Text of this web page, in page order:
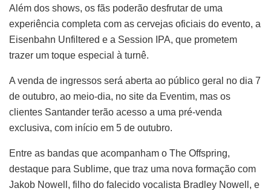
Além dos shows, os fãs poderão desfrutar de uma
experiência completa com as cervejas oficiais do evento, a
Eisenbahn Unfiltered e a Session IPA, que prometem
trazer um toque especial à turnê.
A venda de ingressos será aberta ao público geral no dia 7
de outubro, ao meio-dia, no site da Eventim, mas os
clientes Santander terão acesso a uma pré-venda
exclusiva, com início em 5 de outubro.
Entre as bandas que acompanham o The Offspring,
destaque para Sublime, que traz uma nova formação com
Jakob Nowell, filho do falecido vocalista Bradley Nowell, e